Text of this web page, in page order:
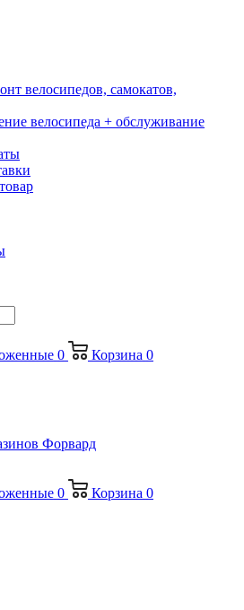
велосипедов, самокатов,
велосипеда + обслуживание
0 Корзина 0
0 Корзина 0